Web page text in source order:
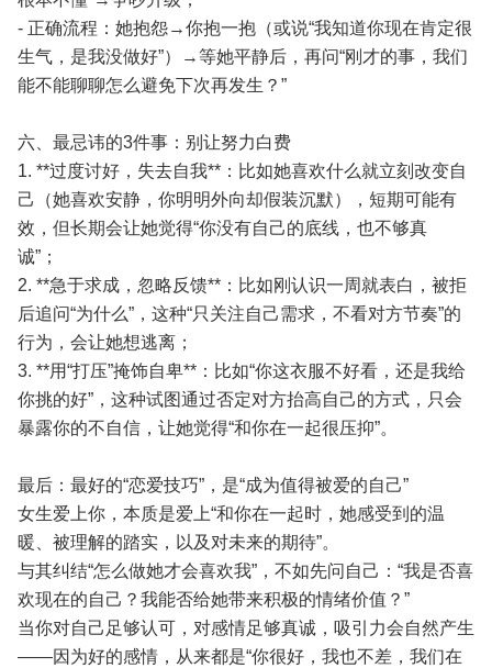
- 正确流程：她抱怨→你抱一抱（或说“我知道你现在肯定很
生气，是我没做好”）→等她平静后，再问“刚才的事，我们
能不能聊聊怎么避免下次再发生？”
六、最忌讳的3件事：别让努力白费
1. **过度讨好，失去自我**：比如她喜欢什么就立刻改变自
己（她喜欢安静，你明明外向却假装沉默），短期可能有
效，但长期会让她觉得“你没有自己的底线，也不够真
诚”；
2. **急于求成，忽略反馈**：比如刚认识一周就表白，被拒
后追问“为什么”，这种“只关注自己需求，不看对方节奏”的
行为，会让她想逃离；
3. **用“打压”掩饰自卑**：比如“你这衣服不好看，还是我给
你挑的好”，这种试图通过否定对方抬高自己的方式，只会
暴露你的不自信，让她觉得“和你在一起很压抑”。
最后：最好的“恋爱技巧”，是“成为值得被爱的自己”
女生爱上你，本质是爱上“和你在一起时，她感受到的温
暖、被理解的踏实，以及对未来的期待”。
与其纠结“怎么做她才会喜欢我”，不如先问自己：“我是否喜
欢现在的自己？我能否给她带来积极的情绪价值？”
当你对自己足够认可，对感情足够真诚，吸引力会自然产生
——因为好的感情，从来都是“你很好，我也不差，我们在